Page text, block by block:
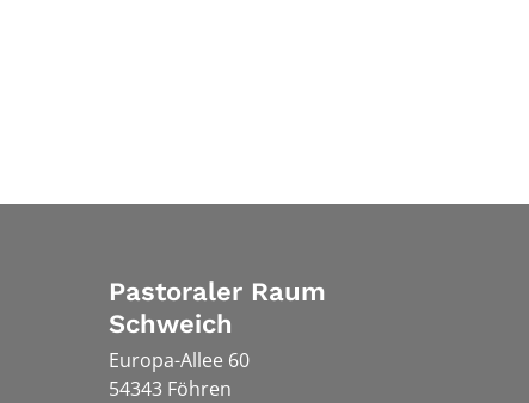
Pastoraler Raum
Schweich
Europa-Allee 60
54343 Föhren